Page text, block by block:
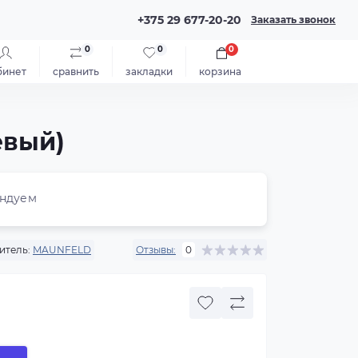
+375 29 677-20-20 Заказать звонок
сравнить
0
закладки
0
корзина
0
MAUNFELD Отзывы: 0